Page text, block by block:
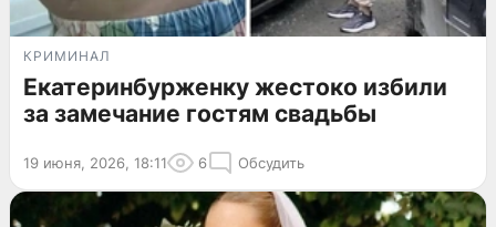
КРИМИНАЛ
Екатеринбурженку жестоко избили
за замечание гостям свадьбы
19 июня, 2026, 18:11 6 Обсудить